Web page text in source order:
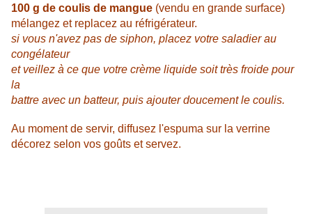
100 g de coulis de mangue (vendu en grande surface)
mélangez et replacez au réfrigérateur.
si vous n'avez pas de siphon, placez votre saladier au
congélateur
et veillez à ce que votre crème liquide soit très froide pour
la
battre avec un batteur, puis ajouter doucement le coulis.
Au moment de servir, diffusez l'espuma sur la verrine
décorez selon vos goûts et servez.